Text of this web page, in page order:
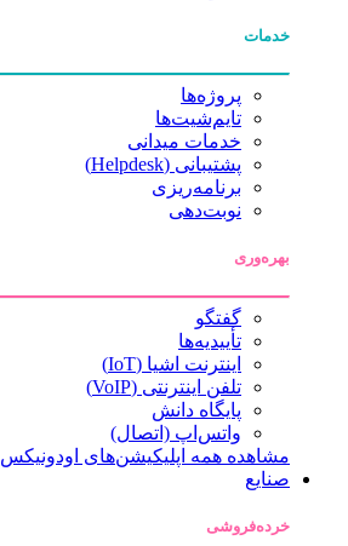
خدمات
پروژه‌ها
تایم‌شیت‌ها
خدمات میدانی
پشتیبانی (Helpdesk)
برنامه‌ریزی
نوبت‌دهی
بهره‌وری
گفتگو
تأییدیه‌ها
اینترنت اشیا (IoT)
تلفن اینترنتی (VoIP)
پایگاه دانش
واتس‌اپ (اتصال)
مشاهده همه اپلیکیشن‌های اودونیکس
صنایع
خرده‌فروشی